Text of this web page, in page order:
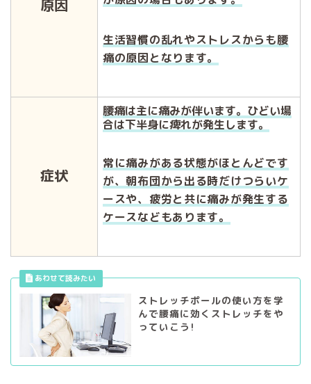
原因
生活習慣の乱れやストレスからも腰
痛の原因となります。
症状
腰痛は主に痛みが伴います。ひどい場
合は下半身に痺れが発生します。
常に痛みがある状態がほとんどです
が、朝布団から出る時だけつらいケ
ースや、疲労と共に痛みが発生する
ケースなどもあります。
ストレッチポールの使い方を学
んで腰痛に効くストレッチをや
っていこう!